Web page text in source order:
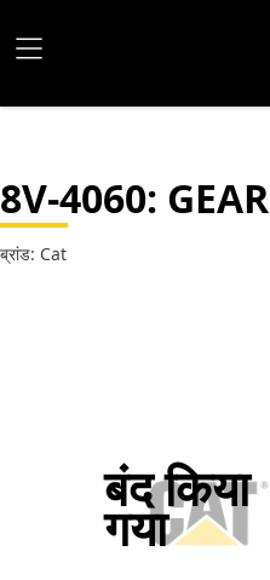
8V-4060: GEAR
ब्रांड: Cat
बंद किया
गया